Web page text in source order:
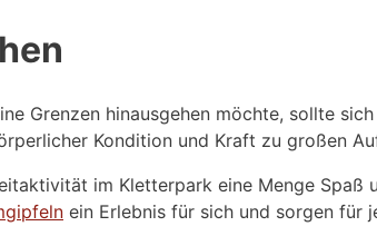
Grenzen hinausgehen möchte, sollte
Kondition und Kraft zu großen
im Kletterpark eine Menge Spaß
ein Erlebnis für sich und sorgen für